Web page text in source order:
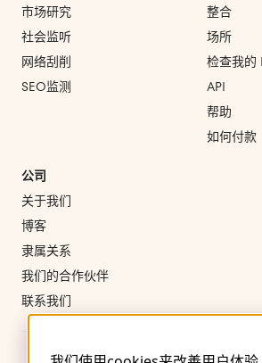
市场研究
社会监听
网络刮削
SEO监测
整合
场所
检查我的
API
帮助
如何付款
公司
关于我们
博客
隶属关系
我们的合作伙伴
联系我们